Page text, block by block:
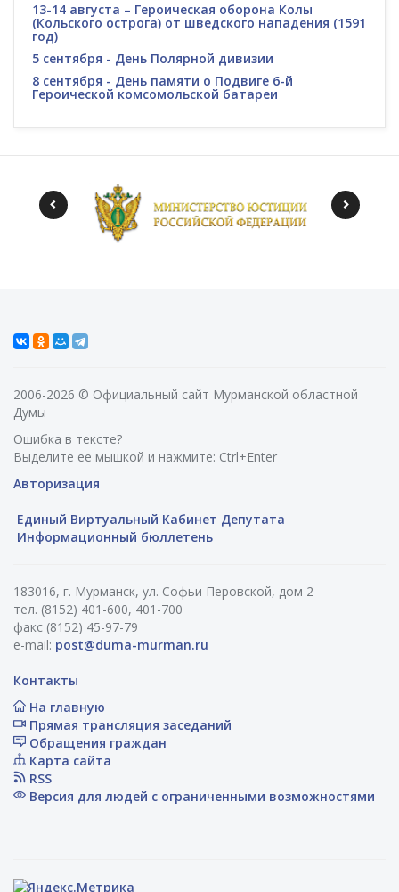
13-14 августа – Героическая оборона Колы
(Кольского острога) от шведского нападения (1591
год)
5 сентября - День Полярной дивизии
8 сентября - День памяти о Подвиге 6-й
Героической комсомольской батареи
2006-2026 © Официальный сайт Мурманской областной
Думы
Ошибка в тексте?
Выделите ее мышкой и нажмите: Ctrl+Enter
Авторизация
Единый Виртуальный Кабинет Депутата
Информационный бюллетень
183016, г. Мурманск, ул. Софьи Перовской, дом 2
тел. (8152) 401-600, 401-700
факс (8152) 45-97-79
e-mail: post@duma-murman.ru
Контакты
На главную
Прямая трансляция заседаний
Обращения граждан
Карта сайта
RSS
Версия для людей с ограниченными возможностями